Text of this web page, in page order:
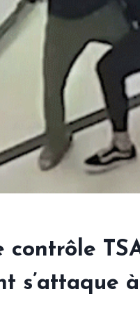
contrôle
s’attaque